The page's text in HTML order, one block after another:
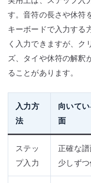
す。音符の長さや休符
キーボードで入力する
く入力できますが、ク
ズ、タイや休符の解釈
ることがあります。
入力方
法
向いて
面
ステッ
プ入力
正確な
少しずつ